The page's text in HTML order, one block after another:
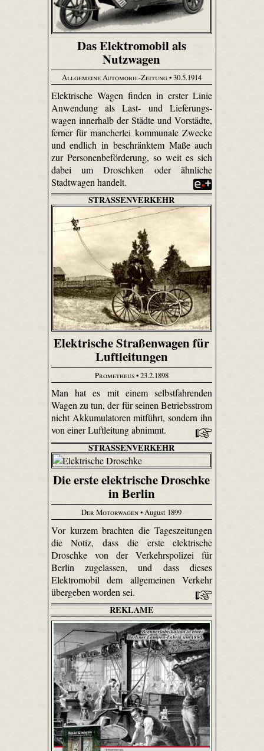
Das Elektromobil als
Nutzwagen
Allgemeine Automobil-Zeitung• 30.5.1914
Elektrische Wagen finden in erster Linie
Anwendung als Last- und Liefe­rungs­
wagen innerhalb der Städte und Vorstädte,
ferner für mancherlei kommunale Zwecke
und endlich in beschränktem Maße auch
zur Personenbeförderung, so weit es sich
dabei um Droschken oder ähnliche
Stadtwagen handelt.
STRASSENVERKEHR
Elektrische Straßenwagen für
Luftleitungen
Prometheus• 23.2.1898
Man hat es mit einem selbstfahrenden
Wagen zu tun, der für seinen Betriebsstrom
nicht Akkumulatoren mitführt, sondern ihn
von einer Luftleitung abnimmt.
STRASSENVERKEHR
Die erste elektrische Droschke
in Berlin
Der Motorwagen• August 1899
Vor kurzem brachten die Tageszeitungen
die Notiz, dass die erste elektrische
Droschke von der Verkehrspolizei für
Berlin zugelassen, und dass dieses
Elektromobil dem allgemeinen Verkehr
übergeben worden sei.
REKLAME